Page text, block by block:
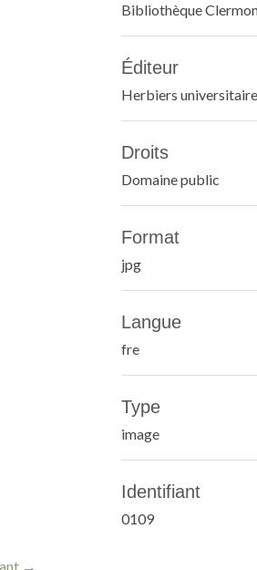
Bibliothèque
Éditeur
Herbiers
Droits
Domaine public
Format
jpg
Langue
fre
Type
image
Identifiant
0109
→